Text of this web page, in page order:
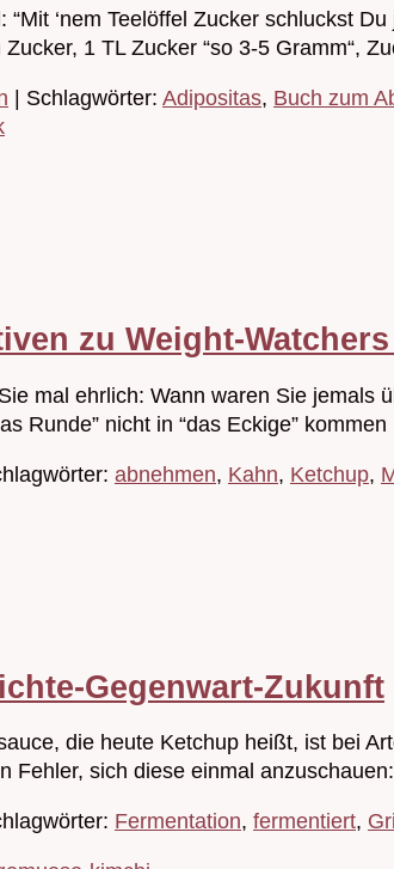
“Mit ‘nem Teelöffel Zucker schluckst
1 TL Zucker “so 3-5 Gramm“,
| Schlagwörter: Adipositas, Buch zum
zu Weight-
mal ehrlich: Wann waren Sie
Runde” nicht in “das Eckige”
abnehmen, Kahn, Ketchup,
Gegenwart-Zukunft
die heute Ketchup heißt, ist bei
Fehler, sich diese einmal anzuschauen:
Fermentation, fermentiert,